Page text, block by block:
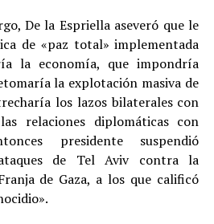
De la Espriella aseveró que le
de «paz total» implementada
la economía, que impondría
la explotación masiva de
los lazos bilaterales con
relaciones diplomáticas con
presidente suspendió
de Tel Aviv contra la
de Gaza, a los que calificó